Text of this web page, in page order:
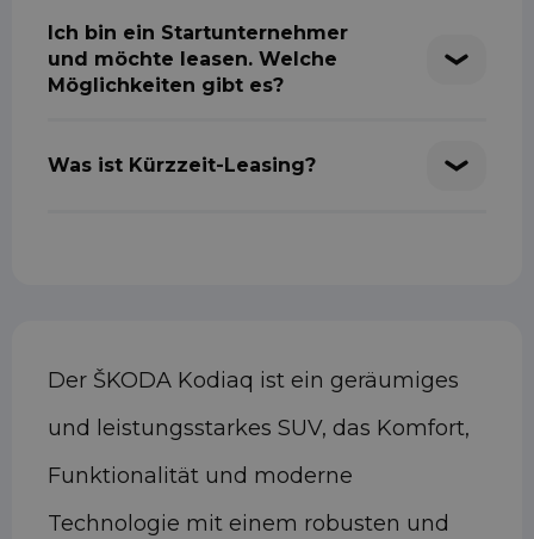
Ich bin ein Startunternehmer
und möchte leasen. Welche
Möglichkeiten gibt es?
Was ist Kürzzeit-Leasing?
Der ŠKODA Kodiaq ist ein geräumiges
und leistungsstarkes SUV, das Komfort,
Funktionalität und moderne
Technologie mit einem robusten und